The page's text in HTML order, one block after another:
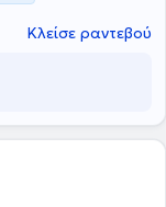
από το 2022
στο
Ινστιτούτο
Κλείσε ραντεβού